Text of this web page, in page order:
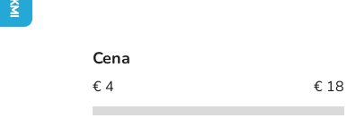
Cena
€ 4 € 18